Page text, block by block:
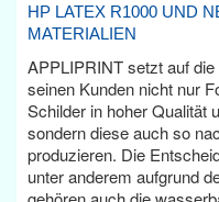
HP LATEX R1000 UND
MATERIALIEN
APPLIPRINT setzt auf
seinen Kunden nicht nur
Schilder in hoher Qualität
sondern diese auch so
produzieren. Die
unter anderem aufgrund